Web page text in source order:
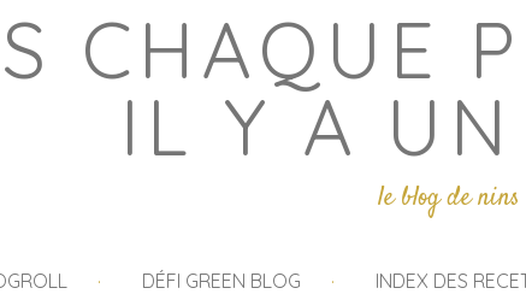
CHAQUE
IL Y A
le blog de nins
DÉFI GREEN BLOG INDEX DES